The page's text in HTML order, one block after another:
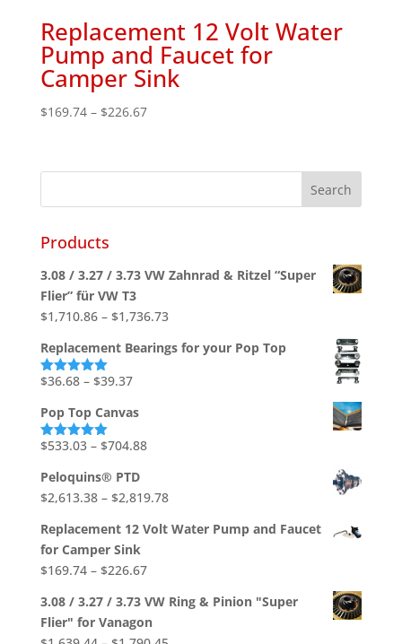
Replacement 12 Volt Water
Pump and Faucet for
Camper Sink
$169.74 – $226.67Price
through
Products
3.08 / 3.27 / 3.73 VW Zahnrad & Ritzel “Super
Flier” für VW T3
$1,710.86 – $1,736.73Price
$1,710.86
Replacement Bearings for your Pop Top
Rated5.00
$36.68 – $39.37Price
$36.68
through
Pop Top Canvas
Rated5.00
$533.03 – $704.88Price
through
$704.88
Peloquins® PTD
$2,613.38 – $2,819.78Price
$2,613.38
Replacement 12 Volt Water Pump and Faucet
for Camper Sink
$169.74 – $226.67Price
$169.74
through
3.08 / 3.27 / 3.73 VW Ring & Pinion "Super
Flier" for Vanagon